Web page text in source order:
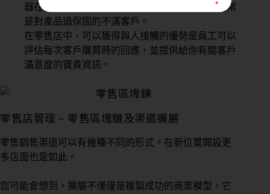
器在使用幾年後就丟棄了，因此充電器購買者通常
是對產品過保固的不滿客戶。
在零售店中，可以獲得與人接觸的優勢是員工可以
評估每次客戶購買時的回應，並提供給你有關客戶
滿意度的寶貴資訊。
零售店管理 – 零售區塊鏈及渠道擴展
零售銷售渠道可以有幾種不同的形式。在新位置開設更
多店面也是如此。
您可能會想到，擴展不僅僅是複製成功的商業模型，它
LINE
態